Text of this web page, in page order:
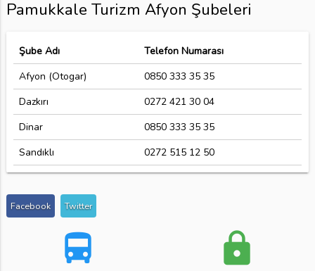
Pamukkale Turizm Afyon Şubeleri
Şube Adı
Telefon Numarası
Afyon (Otogar)
0850 333 35 35
Dazkırı
0272 421 30 04
Dinar
0850 333 35 35
Sandıklı
0272 515 12 50
Facebook Twitter
directions_bus lock